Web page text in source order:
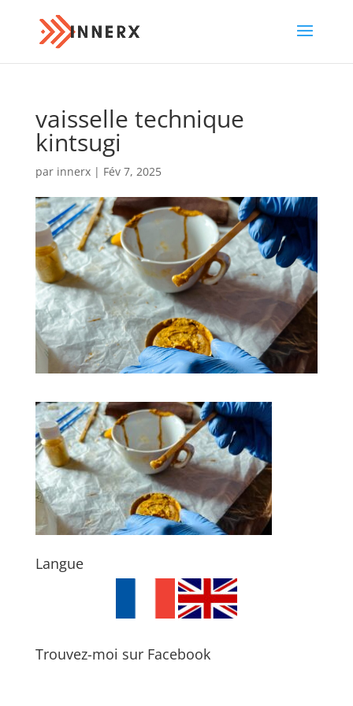
vaisselle technique
kintsugi
par innerx| Fév 7, 2025
Langue
Trouvez-moi sur Facebook